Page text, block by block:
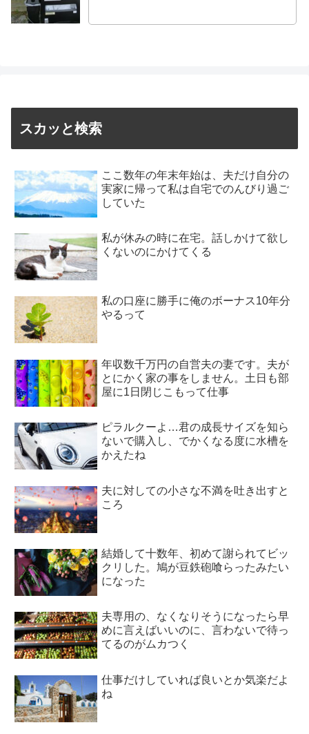
スカッと検索
ここ数年の年末年始は、夫だけ自分の
実家に帰って私は自宅でのんびり過ご
していた
私が休みの時に在宅。話しかけて欲し
くないのにかけてくる
私の口座に勝手に俺のボーナス10年分
やるって
年収数千万円の自営夫の妻です。夫が
とにかく家の事をしません。土日も部
屋に1日閉じこもって仕事
ピラルクーよ…君の成長サイズを知ら
ないで購入し、でかくなる度に水槽を
かえたね
夫に対しての小さな不満を吐き出すと
ころ
結婚して十数年、初めて謝られてビッ
クリした。鳩が豆鉄砲喰らったみたい
になった
夫専用の、なくなりそうになったら早
めに言えばいいのに、言わないで待っ
てるのがムカつく
仕事だけしていれば良いとか気楽だよ
ね